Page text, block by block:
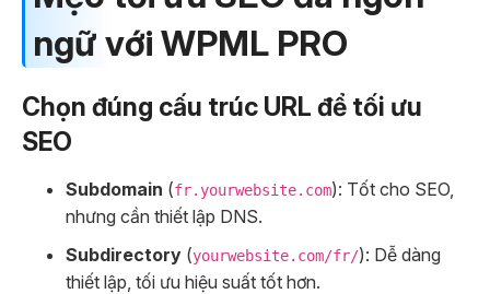
ngữ với WPML PRO
Chọn đúng cấu trúc URL để tối ưu
SEO
Subdomain (fr.yourwebsite.com): Tốt cho SEO,
nhưng cần thiết lập DNS.
Subdirectory (yourwebsite.com/fr/): Dễ dàng
thiết lập, tối ưu hiệu suất tốt hơn.